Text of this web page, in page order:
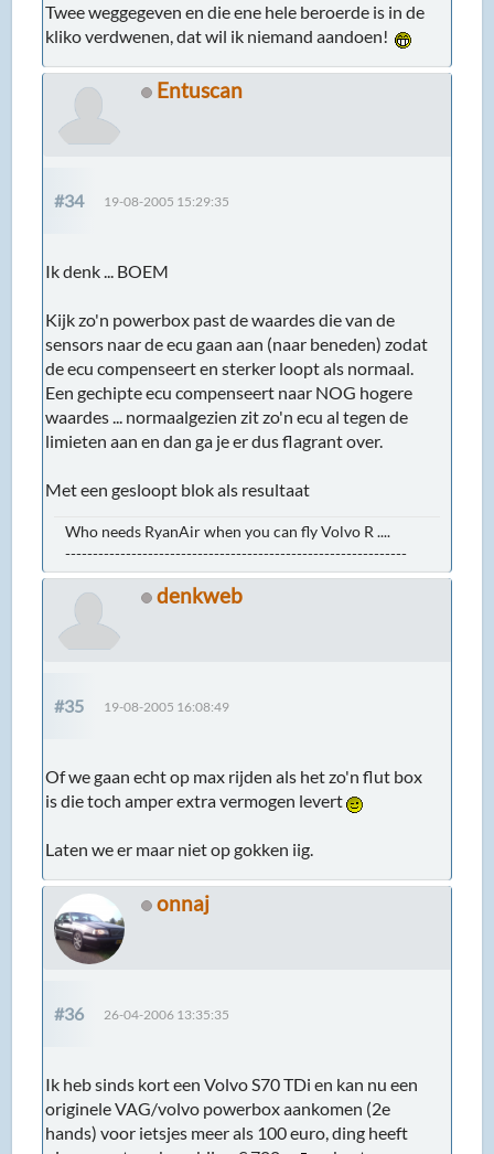
Twee weggegeven en die ene hele beroerde is in de
kliko verdwenen, dat wil ik niemand aandoen!
Entuscan
#34 19-08-2005 15:29:35
Ik denk ... BOEM
Kijk zo'n powerbox past de waardes die van de
sensors naar de ecu gaan aan (naar beneden) zodat
de ecu compenseert en sterker loopt als normaal.
Een gechipte ecu compenseert naar NOG hogere
waardes ... normaalgezien zit zo'n ecu al tegen de
limieten aan en dan ga je er dus flagrant over.
Met een gesloopt blok als resultaat
Who needs RyanAir when you can fly Volvo R ....
--------------------------------------------------------------
denkweb
#35 19-08-2005 16:08:49
Of we gaan echt op max rijden als het zo'n flut box
is die toch amper extra vermogen levert
Laten we er maar niet op gokken iig.
onnaj
#36 26-04-2006 13:35:35
Ik heb sinds kort een Volvo S70 TDi en kan nu een
originele VAG/volvo powerbox aankomen (2e
hands) voor ietsjes meer als 100 euro, ding heeft